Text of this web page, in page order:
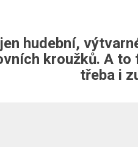
hudební,
kroužků. A
třeba i